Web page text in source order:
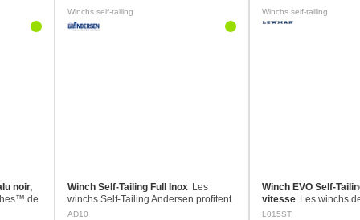
noir,
de
en
Winchs self-tailing
Winch Self-Tailing Full Inox Les
winchs Self-Tailing Andersen profitent
d'une technique élaborée ayant faite
AD10
Winchs self-tailing
Winch EVO Self-
vitesse Les winchs
Self-Tailing
L015ST